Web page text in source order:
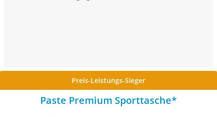
Preis-Leistungs-Sieger
Paste Premium Sporttasche